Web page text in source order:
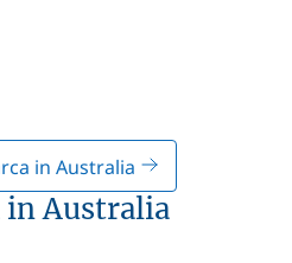
in Australia
in Australia